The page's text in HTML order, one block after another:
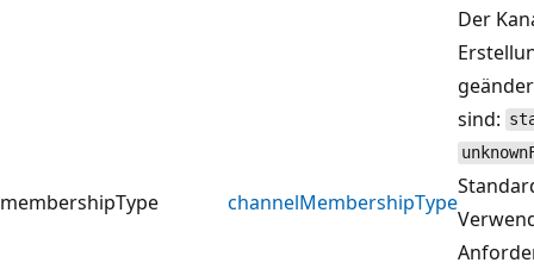
membershipType channelMembershipType
Der
sind: